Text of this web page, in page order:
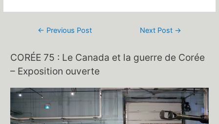
Post← Previous Post Next Post →
CORÉE 75 : Le Canada et la guerre de Corée
– Exposition ouverte